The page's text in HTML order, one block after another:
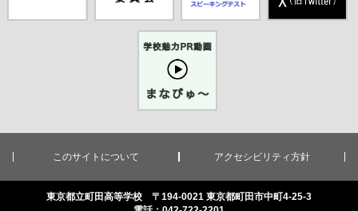
ンドウが開き
す）
学校魅力PR
動画まなびゅ
ー（別ウイン
ドウが開きま
このサイトについて アクセシビリティ方針
東京都立町田高等学校 〒194-0021 東京都町田市中町4-25-3